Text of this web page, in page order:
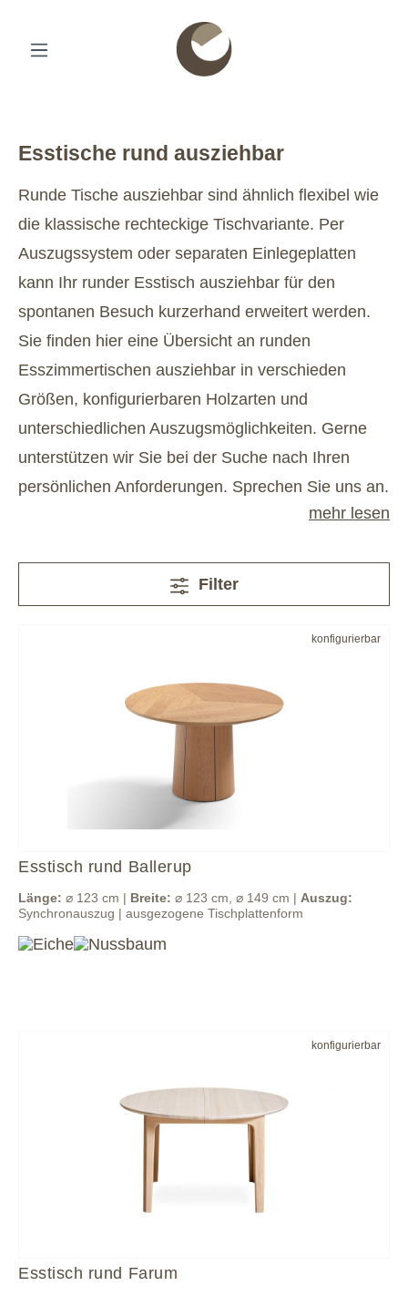
Esstische rund ausziehbar
Runde Tische ausziehbar sind ähnlich flexibel wie
die klassische rechteckige Tischvariante. Per
Auszugssystem oder separaten Einlegeplatten
kann Ihr runder Esstisch ausziehbar für den
spontanen Besuch kurzerhand erweitert werden.
Sie finden hier eine Übersicht an runden
Esszimmertischen ausziehbar in verschieden
Größen, konfigurierbaren Holzarten und
unterschiedlichen Auszugsmöglichkeiten. Gerne
unterstützen wir Sie bei der Suche nach Ihren
persönlichen Anforderungen. Sprechen Sie uns an.
mehr lesen
Filter
konfigurierbar
Esstisch rund Ballerup
Länge: ⌀ 123 cm | Breite: ⌀ 123 cm, ⌀ 149 cm | Auszug:
Synchronauszug | ausgezogene Tischplattenform
konfigurierbar
Esstisch rund Farum